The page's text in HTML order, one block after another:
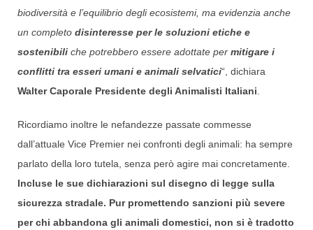
biodiversità e l’equilibrio degli ecosistemi, ma evidenzia anche
un completo disinteresse per le soluzioni etiche e
sostenibili che potrebbero essere adottate per mitigare i
conflitti tra esseri umani e animali selvatici“, dichiara
Walter Caporale Presidente degli Animalisti Italiani.
Ricordiamo inoltre le nefandezze passate commesse
dall’attuale Vice Premier nei confronti degli animali: ha sempre
parlato della loro tutela, senza però agire mai concretamente.
Incluse le sue dichiarazioni sul disegno di legge sulla
sicurezza stradale. Pur promettendo sanzioni più severe
per chi abbandona gli animali domestici, non si è tradotto